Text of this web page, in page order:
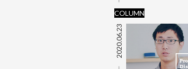
COLUMN
2020.06.23